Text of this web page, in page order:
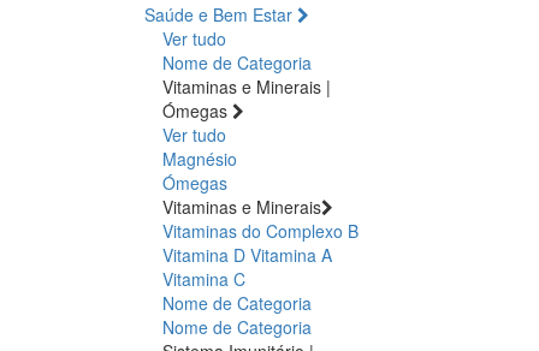
Saúde e Bem Estar
Ver tudo
Nome de Categoria
Vitaminas e Minerais |
Ómegas
Ver tudo
Magnésio
Ómegas
Vitaminas e Minerais
Vitaminas do Complexo B
Vitamina D Vitamina A
Vitamina C
Nome de Categoria
Nome de Categoria